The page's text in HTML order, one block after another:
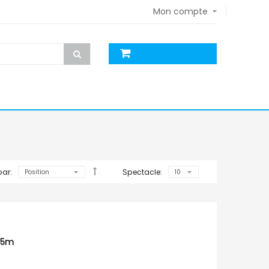
Mon compte
Spectacle: